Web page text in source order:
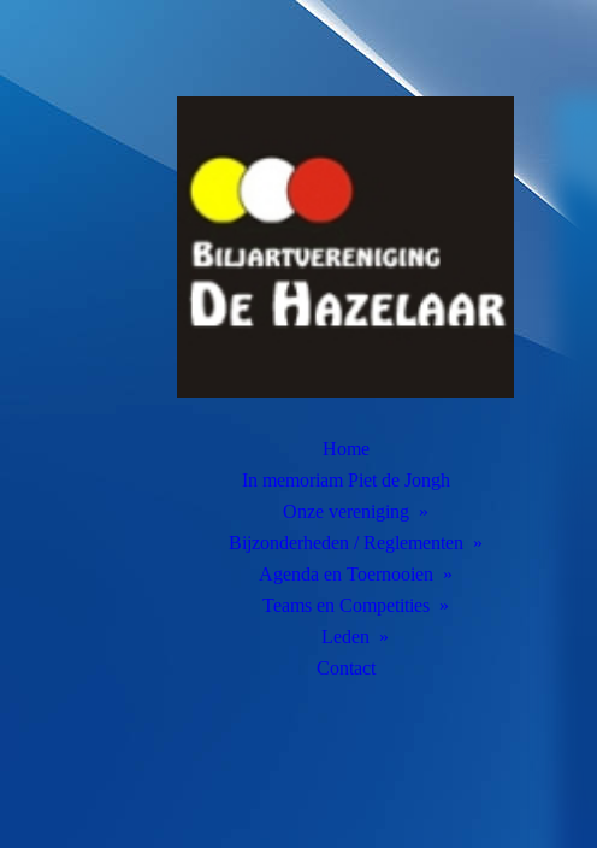
Home
In memoriam Piet de Jongh
Onze vereniging
Bijzonderheden / Reglementen
Agenda en Toernooien
Teams en Competities
Leden
Contact